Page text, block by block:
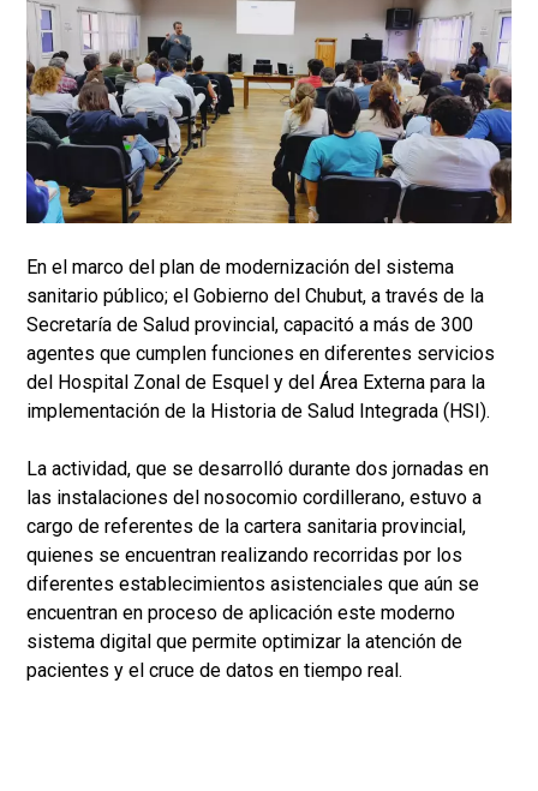
En el marco del plan de modernización del sistema
sanitario público; el Gobierno del Chubut, a través de la
Secretaría de Salud provincial, capacitó a más de 300
agentes que cumplen funciones en diferentes servicios
del Hospital Zonal de Esquel y del Área Externa para la
implementación de la Historia de Salud Integrada (HSI).
La actividad, que se desarrolló durante dos jornadas en
las instalaciones del nosocomio cordillerano, estuvo a
cargo de referentes de la cartera sanitaria provincial,
quienes se encuentran realizando recorridas por los
diferentes establecimientos asistenciales que aún se
encuentran en proceso de aplicación este moderno
sistema digital que permite optimizar la atención de
pacientes y el cruce de datos en tiempo real.